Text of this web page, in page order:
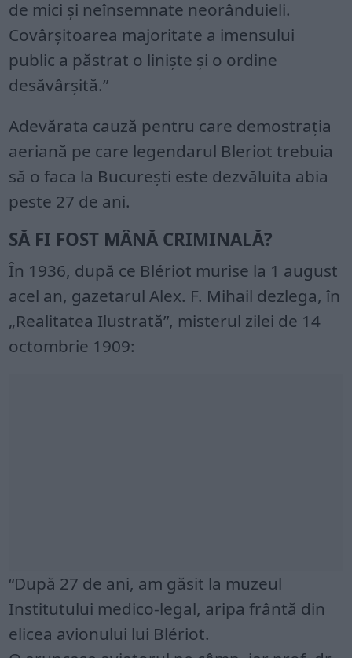
de mici şi neînsemnate neorânduieli.
Covârşitoarea majoritate a imensului
public a păstrat o linişte şi o ordine
desăvârşită.”
Adevărata cauză pentru care demostraţia
aeriană pe care legendarul Bleriot trebuia
să o faca la Bucureşti este dezvăluita abia
peste 27 de ani.
SĂ FI FOST MÂNĂ CRIMINALĂ?
În 1936, după ce Blériot murise la 1 august
acel an, gazetarul Alex. F. Mihail dezlega, în
„Realitatea Ilustrată”, misterul zilei de 14
octombrie 1909:
“După 27 de ani, am găsit la muzeul
Institutului medico-legal, aripa frântă din
elicea avionului lui Blériot.